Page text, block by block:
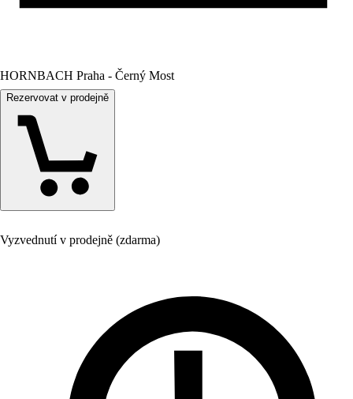
HORNBACH Praha - Černý Most
Rezervovat v prodejně
Vyzvednutí v prodejně (zdarma)